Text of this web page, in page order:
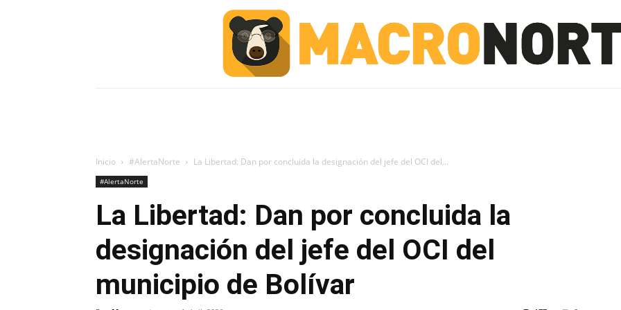
Inicio #AlertaNorte La Libertad: Dan por concluida la designación del jefe del OCI del...
#AlertaNorte
La Libertad: Dan por concluida la
designación del jefe del OCI del
municipio de Bolívar